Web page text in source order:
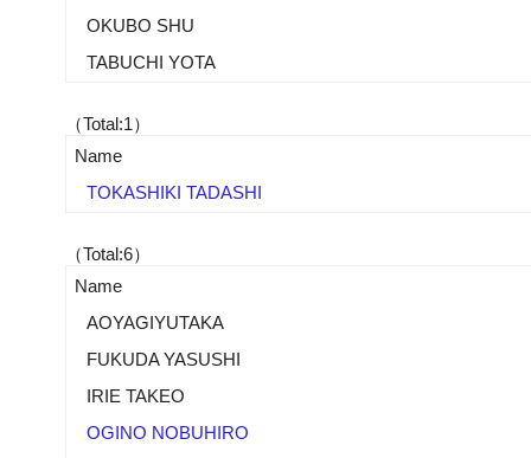
OKUBO SHU
TABUCHI YOTA
（Total:1）
Name
TOKASHIKI TADASHI
（Total:6）
Name
AOYAGIYUTAKA
FUKUDA YASUSHI
IRIE TAKEO
OGINO NOBUHIRO